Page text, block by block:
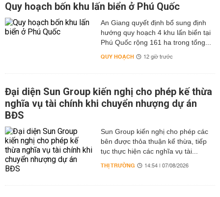
Quy hoạch bốn khu lấn biển ở Phú Quốc
An Giang quyết định bổ sung định
hướng quy hoạch 4 khu lấn biển tại
Phú Quốc rộng 161 ha trong tổng...
QUY HOẠCH 12 giờ trước
Đại diện Sun Group kiến nghị cho phép kế thừa
nghĩa vụ tài chính khi chuyển nhượng dự án
BĐS
Sun Group kiến nghị cho phép các
bên được thỏa thuận kế thừa, tiếp
tục thực hiện các nghĩa vụ tài...
THỊ TRƯỜNG 14:54 | 07/08/2026